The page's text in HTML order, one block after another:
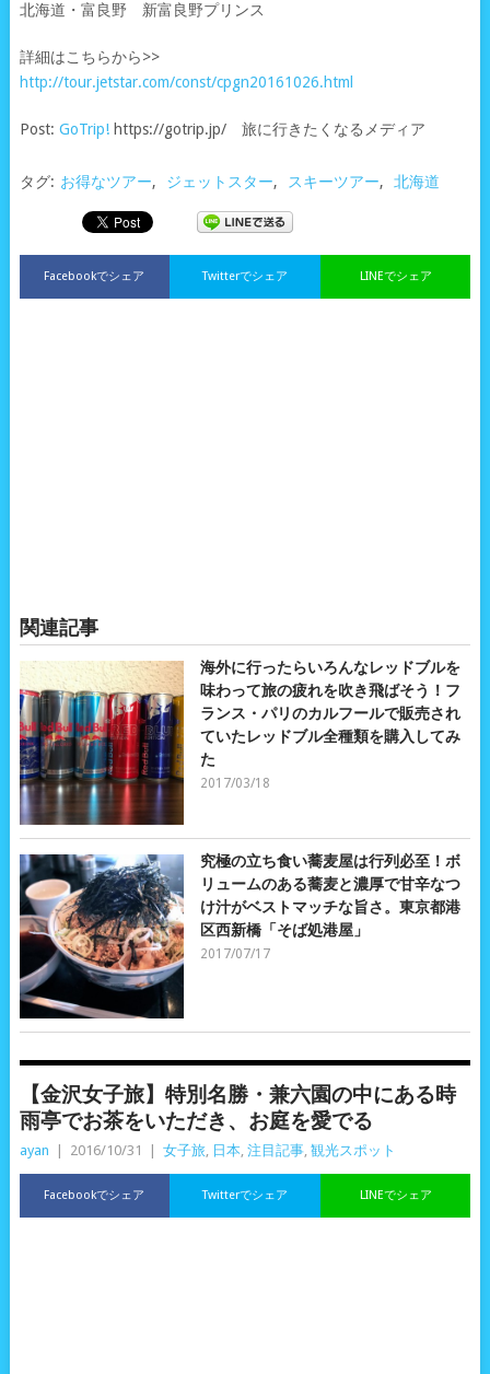
北海道・富良野 新富良野プリンス
詳細はこちらから>>
http://tour.jetstar.com/const/cpgn20161026.html
Post: GoTrip!https://gotrip.jp/ 旅に行きたくなるメディア
タグ: お得なツアー, ジェットスター, スキーツアー, 北海道
Facebookでシェア LINEでシェア
Twitterでシェア
関連記事
海外に行ったらいろんなレッドブルを
味わって旅の疲れを吹き飛ばそう！フ
ランス・パリのカルフールで販売され
ていたレッドブル全種類を購入してみ
た
2017/03/18
究極の立ち食い蕎麦屋は行列必至！ボ
リュームのある蕎麦と濃厚で甘辛なつ
け汁がベストマッチな旨さ。東京都港
区西新橋「そば処港屋」
2017/07/17
【金沢女子旅】特別名勝・兼六園の中にある時
雨亭でお茶をいただき、お庭を愛でる
ayan 2016/10/31 女子旅, 日本, 注目記事, 観光スポット
Facebookでシェア LINEでシェア
Twitterでシェア